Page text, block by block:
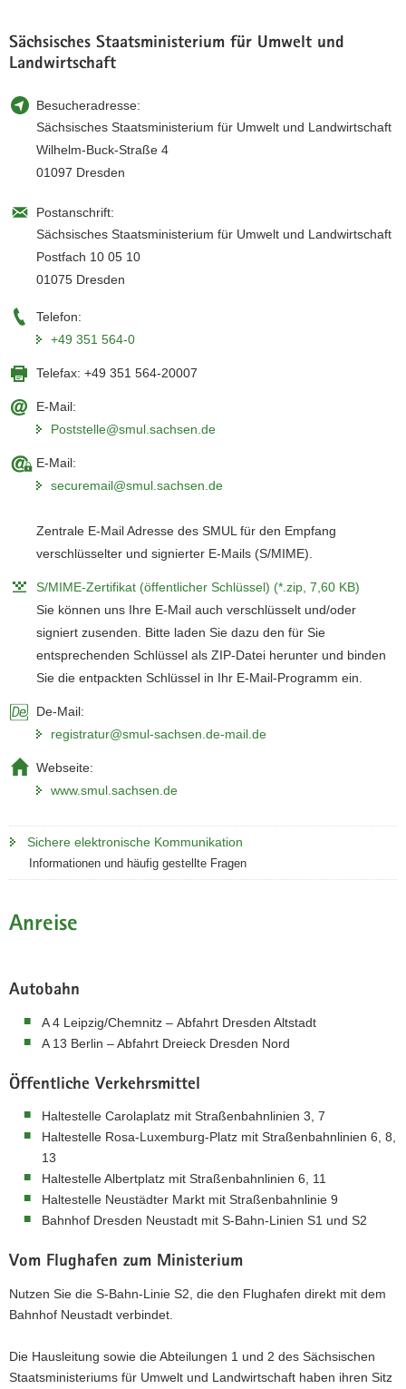
Sächsisches Staatsministerium für Umwelt und
Landwirtschaft
Besucheradresse:
Sächsisches Staatsministerium für Umwelt und Landwirtschaft
Wilhelm-Buck-Straße 4
01097 Dresden
Postanschrift:
Sächsisches Staatsministerium für Umwelt und Landwirtschaft
Postfach 10 05 10
01075 Dresden
Telefon:
+49 351 564-0
Telefax: +49 351 564-20007
E-Mail:
Poststelle@smul.sachsen.de
E-Mail:
securemail@smul.sachsen.de
Zentrale E-Mail Adresse des SMUL für den Empfang
verschlüsselter und signierter E-Mails (S/MIME).
S/MIME-Zertifikat (öffentlicher Schlüssel) (*.zip, 7,60 KB)
Sie können uns Ihre E-Mail auch verschlüsselt und/oder
signiert zusenden. Bitte laden Sie dazu den für Sie
entsprechenden Schlüssel als ZIP-Datei herunter und binden
Sie die entpackten Schlüssel in Ihr E-Mail-Programm ein.
De-Mail:
registratur@smul-sachsen.de-mail.de
Webseite:
www.smul.sachsen.de
Sichere elektronische Kommunikation
Informationen und häufig gestellte Fragen
Anreise
Autobahn
A 4 Leipzig/Chemnitz – Abfahrt Dresden Altstadt
A 13 Berlin – Abfahrt Dreieck Dresden Nord
Öffentliche Verkehrsmittel
Haltestelle Carolaplatz mit Straßenbahnlinien 3, 7
Haltestelle Rosa-Luxemburg-Platz mit Straßenbahnlinien 6, 8,
13
Haltestelle Albertplatz mit Straßenbahnlinien 6, 11
Haltestelle Neustädter Markt mit Straßenbahnlinie 9
Bahnhof Dresden Neustadt mit S-Bahn-Linien S1 und S2
Vom Flughafen zum Ministerium
Nutzen Sie die S-Bahn-Linie S2, die den Flughafen direkt mit dem
Bahnhof Neustadt verbindet.
Die Hausleitung sowie die Abteilungen 1 und 2 des Sächsischen
Staatsministeriums für Umwelt und Landwirtschaft haben ihren Sitz